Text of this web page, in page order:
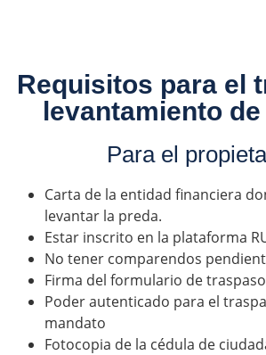
Requisitos para el
levantamiento
Para el
Carta de la entidad financiera
levantar la preda.
Estar inscrito en la plataforma
No tener comparendos
Firma del formulario de
Poder autenticado para el
mandato
Fotocopia de la cédula de